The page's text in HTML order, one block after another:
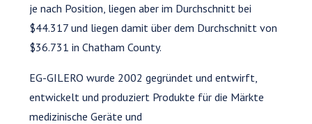
je nach Position, liegen aber im Durchschnitt bei
$44.317 und liegen damit über dem Durchschnitt von
$36.731 in Chatham County.
EG-GILERO wurde 2002 gegründet und entwirft,
entwickelt und produziert Produkte für die Märkte
medizinische Geräte und